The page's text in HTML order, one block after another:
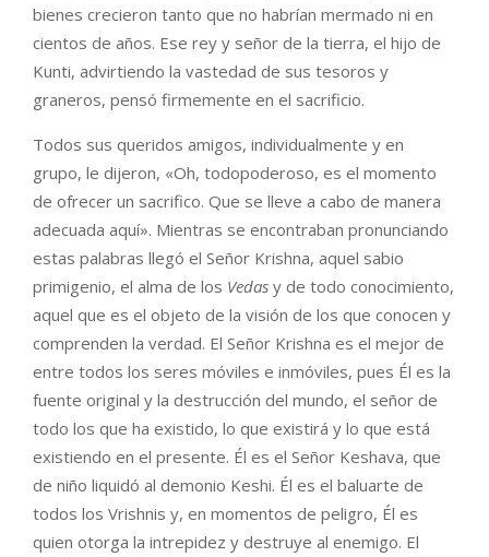
bienes crecieron tanto que no habrían mermado ni en
cientos de años. Ese rey y señor de la tierra, el hijo de
Kunti, advirtiendo la vastedad de sus tesoros y
graneros, pensó firmemente en el sacrificio.
Todos sus queridos amigos, individualmente y en
grupo, le dijeron, «Oh, todopoderoso, es el momento
de ofrecer un sacrifico. Que se lleve a cabo de manera
adecuada aquí». Mientras se encontraban pronunciando
estas palabras llegó el Señor Krishna, aquel sabio
primigenio, el alma de los Vedas y de todo conocimiento,
aquel que es el objeto de la visión de los que conocen y
comprenden la verdad. El Señor Krishna es el mejor de
entre todos los seres móviles e inmóviles, pues Él es la
fuente original y la destrucción del mundo, el señor de
todo los que ha existido, lo que existirá y lo que está
existiendo en el presente. Él es el Señor Keshava, que
de niño liquidó al demonio Keshi. Él es el baluarte de
todos los Vrishnis y, en momentos de peligro, Él es
quien otorga la intrepidez y destruye al enemigo. El